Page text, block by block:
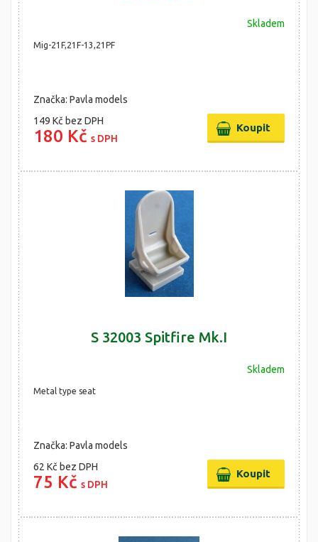
Skladem
Mig-21F,21F-13,21PF
Značka: Pavla models
149 Kč bez DPH
180 Kč s DPH
S 32003 Spitfire Mk.I
Skladem
Metal type seat
Značka: Pavla models
62 Kč bez DPH
75 Kč s DPH